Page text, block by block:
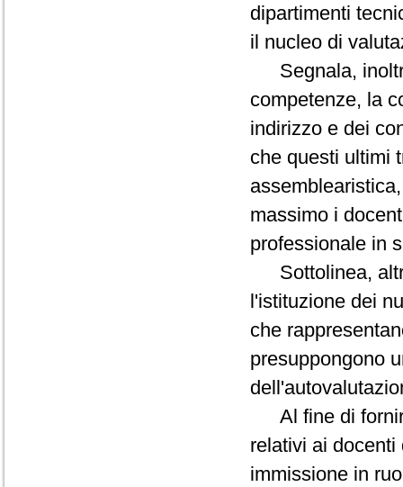
dipartimenti
il nucleo di
Segnala,
competenze, la
indirizzo e dei
che questi ultimi
massimo i
professionale in
Sottolinea,
l'istituzione dei
che
presuppongono
Al fine di
relativi ai
immissione in